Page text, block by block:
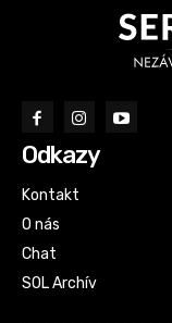
Odkazy
Kontakt
O nás
Chat
SOL Archív